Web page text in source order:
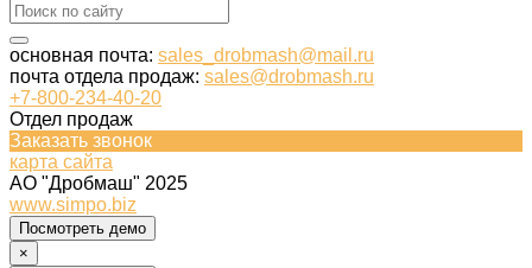
основная почта: sales_drobmash@mail.ru
почта отдела продаж: sales@drobmash.ru
+7-800-234-40-20
Отдел продаж
Заказать звонок
карта сайта
АО "Дробмаш" 2025
www.simpo.biz
Посмотреть демо
×